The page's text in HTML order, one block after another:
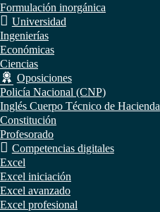
Formulación inorgánica
Universidad
Ingenierías
Económicas
Ciencias
Oposiciones
Policía Nacional (CNP)
Inglés Cuerpo Técnico de Hacienda
Constitución
Profesorado
Competencias digitales
Excel
Excel iniciación
Excel avanzado
Excel profesional